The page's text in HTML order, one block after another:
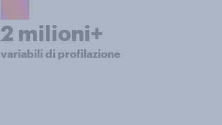
2 milioni+
variabili di profilazione